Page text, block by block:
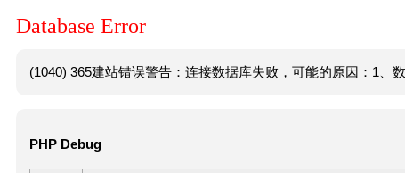
Database Error
(1040) 365建站错误警告：连接数据库失败，可能的原因：1、
PHP Debug